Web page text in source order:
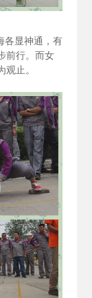
各显神通，有
前行。而女
止。